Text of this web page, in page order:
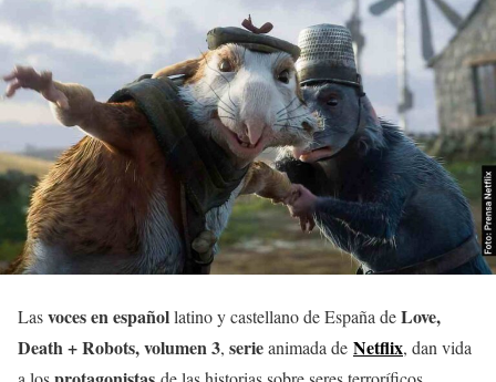
Lasvoces en españollatino y castellano de España deLove,
Death + Robots, volumen 3, serieanimada de Netflix, dan vida